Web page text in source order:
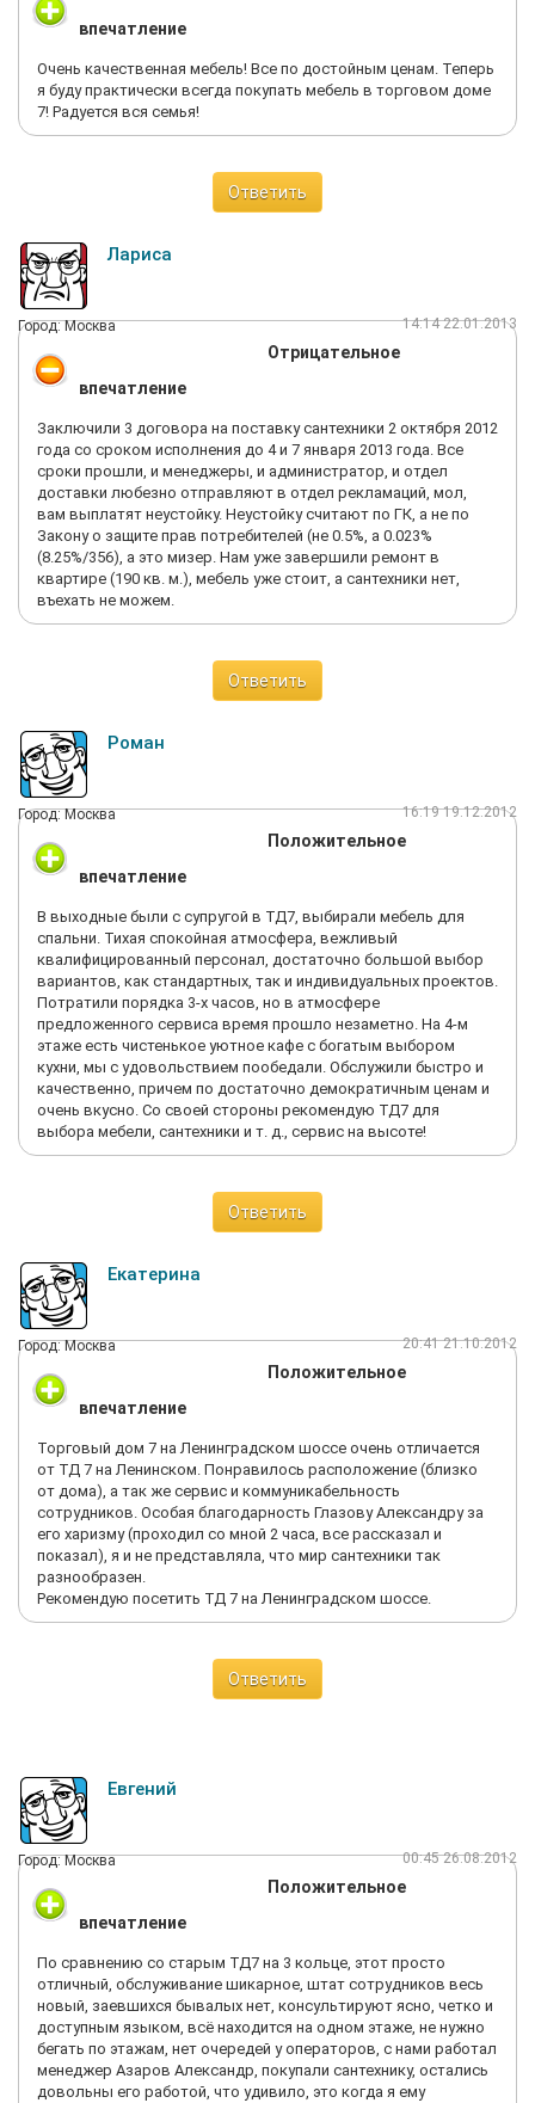
впечатление
Очень качественная мебель! Все по достойным ценам. Теперь
я буду практически всегда покупать мебель в торговом доме
7! Радуется вся семья!
Ответить
Лариса
Город: Москва 14:14 22.01.2013
Отрицательное
впечатление
Заключили 3 договора на поставку сантехники 2 октября 2012
года со сроком исполнения до 4 и 7 января 2013 года. Все
сроки прошли, и менеджеры, и администратор, и отдел
доставки любезно отправляют в отдел рекламаций, мол,
вам выплатят неустойку. Неустойку считают по ГК, а не по
Закону о защите прав потребителей (не 0.5%, а 0.023%
(8.25%/356), а это мизер. Нам уже завершили ремонт в
квартире (190 кв. м.), мебель уже стоит, а сантехники нет,
въехать не можем.
Ответить
Роман
Город: Москва 16:19 19.12.2012
Положительное
впечатление
В выходные были с супругой в ТД7, выбирали мебель для
спальни. Тихая спокойная атмосфера, вежливый
квалифицированный персонал, достаточно большой выбор
вариантов, как стандартных, так и индивидуальных проектов.
Потратили порядка 3-х часов, но в атмосфере
предложенного сервиса время прошло незаметно. На 4-м
этаже есть чистенькое уютное кафе с богатым выбором
кухни, мы с удовольствием пообедали. Обслужили быстро и
качественно, причем по достаточно демократичным ценам и
очень вкусно. Со своей стороны рекомендую ТД7 для
выбора мебели, сантехники и т. д., сервис на высоте!
Ответить
Екатерина
Город: Москва 20:41 21.10.2012
Положительное
впечатление
Торговый дом 7 на Ленинградском шоссе очень отличается
от ТД 7 на Ленинском. Понравилось расположение (близко
от дома), а так же сервис и коммуникабельность
сотрудников. Особая благодарность Глазову Александру за
его харизму (проходил со мной 2 часа, все рассказал и
показал), я и не представляла, что мир сантехники так
разнообразен.
Рекомендую посетить ТД 7 на Ленинградском шоссе.
Ответить
Евгений
Город: Москва 00:45 26.08.2012
Положительное
впечатление
По сравнению со старым ТД7 на 3 кольце, этот просто
отличный, обслуживание шикарное, штат сотрудников весь
новый, заевшихся бывалых нет, консультируют ясно, четко и
доступным языком, всё находится на одном этаже, не нужно
бегать по этажам, нет очередей у операторов, с нами работал
менеджер Азаров Александр, покупали сантехнику, остались
довольны его работой, что удивило, это когда я ему